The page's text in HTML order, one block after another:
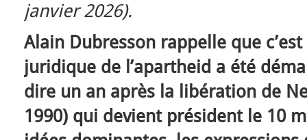
janvier 2026).
Alain Dubresson rappelle que
juridique de l’apartheid a été
dire un an après la libération de
1990) qui devient président le 10